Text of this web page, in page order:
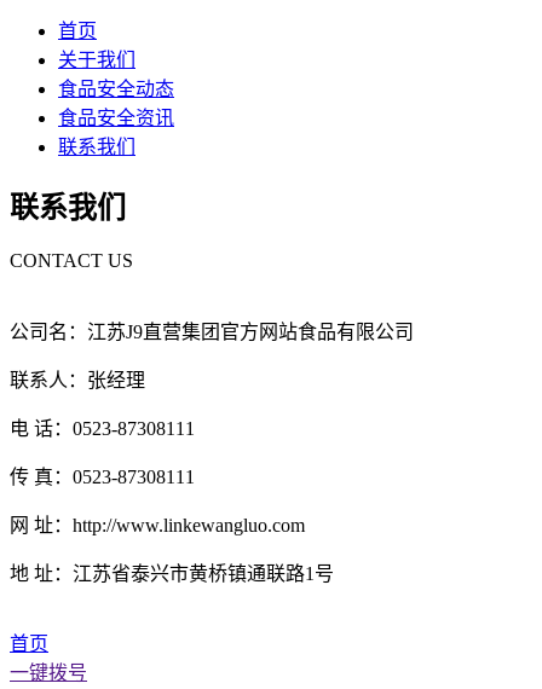
首页
关于我们
食品安全动态
食品安全资讯
联系我们
联系我们
CONTACT US
公司名：江苏J9直营集团官方网站食品有限公司
联系人：张经理
电 话：0523-87308111
传 真：0523-87308111
网 址：http://www.linkewangluo.com
地 址：江苏省泰兴市黄桥镇通联路1号
首页
一键拨号